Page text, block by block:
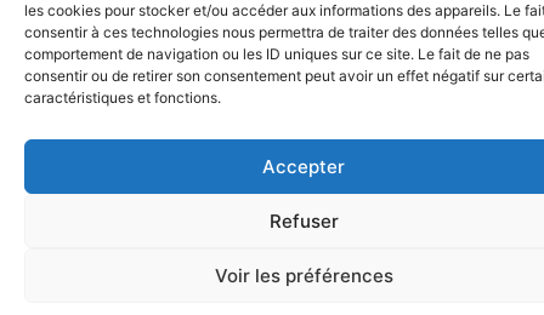
les cookies pour stocker et/ou accéder aux informations des appareils. Le
consentir à ces technologies nous permettra de traiter des données telles
comportement de navigation ou les ID uniques sur ce site. Le fait de ne pas
consentir ou de retirer son consentement peut avoir un effet négatif sur
caractéristiques et fonctions.
Accepter
Refuser
Voir les préférences
Site de l'association TOROFIESTA